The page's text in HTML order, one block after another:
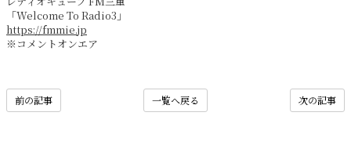
「Welcome To Radio3」
https://fmmie.jp
※コメントオンエア
次の記事
一覧へ戻る
前の記事